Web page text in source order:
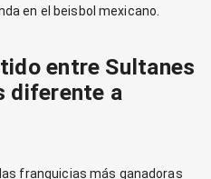
en el beisbol mexicano.
entre Sultanes
diferente a
franquicias más ganadoras